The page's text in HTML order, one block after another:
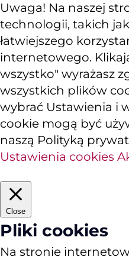
Uwaga! Na naszej
technologii, takich
łatwiejszego
internetowego.
wszystko" wyrażasz
wszystkich plików
wybrać Ustawienia i
cookie mogą być
naszą Polityką
Ustawienia cookies
Close
Pliki cookies
Na stronie